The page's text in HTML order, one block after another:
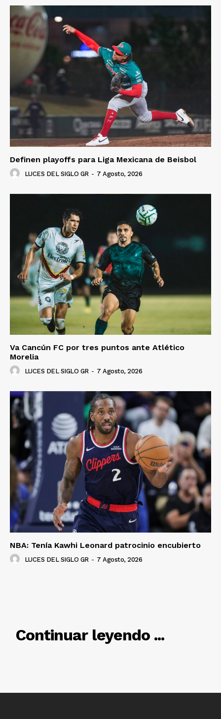
Definen playoffs para Liga Mexicana de Beisbol
LUCES DEL SIGLO GR - 7 Agosto, 2026
Va Cancún FC por tres puntos ante Atlético
Morelia
LUCES DEL SIGLO GR - 7 Agosto, 2026
NBA: Tenía Kawhi Leonard patrocinio encubierto
LUCES DEL SIGLO GR - 7 Agosto, 2026
Continuar leyendo ...
RELACIONADO